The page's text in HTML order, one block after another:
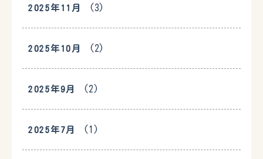
2025年11月 (3)
2025年10月 (2)
2025年9月 (2)
2025年7月 (1)